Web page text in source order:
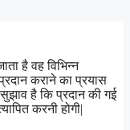
है वह विभिन्न
कराने का प्रयास
है कि प्रदान की गई
करनी होगी|